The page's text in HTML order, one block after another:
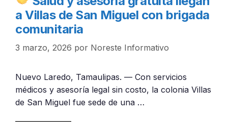
a Villas de San Miguel con brigada
comunitaria
3 marzo, 2026 por Noreste Informativo
Nuevo Laredo, Tamaulipas. — Con servicios
médicos y asesoría legal sin costo, la colonia Villas
de San Miguel fue sede de una …